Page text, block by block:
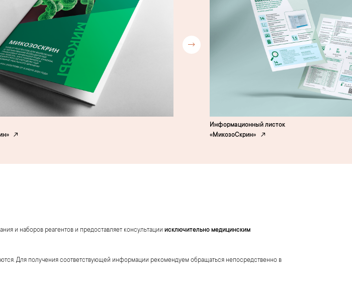
Информационный листок
«МикозоСкрин»
и наборов реагентов и предоставляет консультации исключительно медицинским
Для получения соответствующей информации рекомендуем обращаться непосредственно в